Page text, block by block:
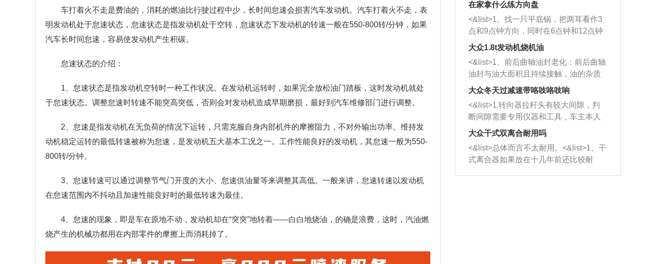
车打着火不走是费油的，消耗的燃油比行驶过程中少，长时间怠速会损害汽车发动机。汽车打着火不走，表
明发动机处于怠速状态，怠速状态是指发动机处于空转，怠速状态下发动机的转速一般在550-800转/分钟，如果
汽车长时间怠速，容易使发动机产生积碳。
怠速状态的介绍：
1、怠速状态是指发动机空转时一种工作状况。在发动机运转时，如果完全放松油门踏板，这时发动机就处
于怠速状态。调整怠速时转速不能突高突低，否则会对发动机造成早期磨损，最好到汽车维修部门进行调整。
2、怠速是指发动机在无负荷的情况下运转，只需克服自身内部机件的摩擦阻力，不对外输出功率。维持发
动机稳定运转的最低转速被称为怠速，是发动机五大基本工况之一。工作性能良好的发动机，其怠速一般为550-
800转/分钟。
3、怠速转速可以通过调整节气门开度的大小、怠速供油量等来调整其高低。一般来讲，怠速转速以发动机
在怠速范围内不抖动且加速性能良好时的最低转速为最佳。
4、怠速的现象，即是车在原地不动，发动机却在“突突”地转着——白白地烧油，的确是浪费，这时，汽油燃
烧产生的机械功都用在内部零件的摩擦上而消耗掉了。
堵塞情况比较严重，也可以采取应急措
施。 <&list>2、直接利用木棍将所有的
杂物推到排气管里面的位置处，然后将
三元催化器拆解开，就可以将堵塞的东
西取出来。但如果是因为积碳过多引起
的堵塞，就需要将三元催化器泡在草酸
洗剂对堵塞的情况得到解决，将清洗剂
放在燃油箱中，与燃油混合后，车辆启
动时，就可以和汽油一起进入到燃烧
室，最后形成废气排出，就可以让三元
催化器得到清洗，排气管堵塞的情况就
能够得到解决。
在家拿什么练方向盘
<&list>1、找一只平底锅，把两耳看作3
点和9点钟方向，同时在6点钟和12点钟
方向做一个标记。 <&list>2、双手握住
一圈半的练习，往右同样也要打相同的
圈数。 <&list>3、最后强调要反复练
习，这样就可以形成肌肉记忆，在真实
驾驶车辆时，不需要记忆也能打好方
向。
大众1.8t发动机烧机油
<&list>1、前后曲轴油封老化：前后曲轴
油封与油大面积且持续接触，油的杂质
和发动机内持续温度变化使其密封效果
逐渐减弱，导致渗油或漏油。<&list>2、
活塞间隙过大：积碳会使活塞环与缸体
的间隙扩大，导致机油流入燃烧室中，
造成烧机油。<&list>3、机油粘度。使用
机油粘度过小的话，同样会有烧机油现
象，机油粘度过小具有很好的流动性，
大众冬天过减速带咯吱咯吱响
<&list>1.转向器拉杆头有较大间隙，判
断间隙需要专用仪器和工具，车主本人
无法制作，需要将车辆送到修理厂或4s
店；<&list>2.车辆半轴套管防尘罩破
裂，破裂后会出现漏油现象，使半轴磨
损严重，磨损的半轴容易损坏，产生异
响；<&list>3.稳定器的转向胶套和球头
大众干式双离合耐用吗
<&list>总体而言不太耐用。<&list>1、干
式离合器如果放在十几年前还比较耐